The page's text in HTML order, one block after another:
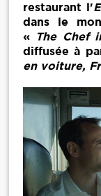
restaurant l'
dans le
«
The Chef
diffusée à
en voiture,